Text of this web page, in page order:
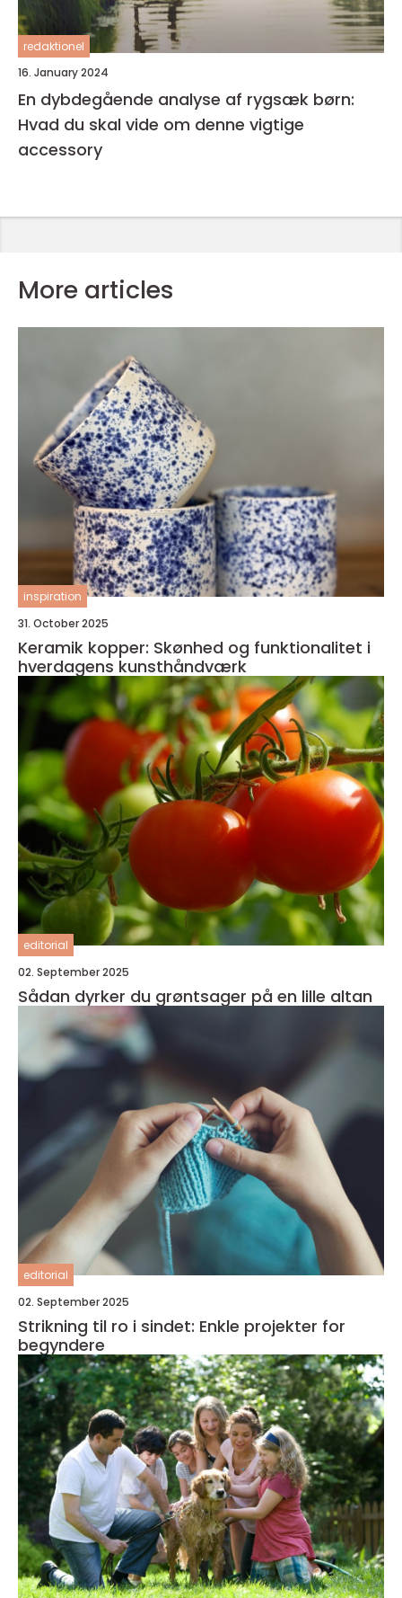
redaktionel
16. January 2024
En dybdegående analyse af rygsæk børn:
Hvad du skal vide om denne vigtige
accessory
More articles
inspiration
31. October 2025
Keramik kopper: Skønhed og funktionalitet i
hverdagens kunsthåndværk
editorial
02. September 2025
Sådan dyrker du grøntsager på en lille altan
editorial
02. September 2025
Strikning til ro i sindet: Enkle projekter for
begyndere